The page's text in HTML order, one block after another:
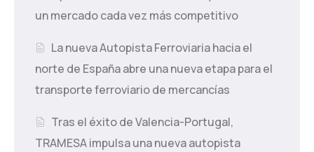
un mercado cada vez más competitivo
La nueva Autopista Ferroviaria hacia el
norte de España abre una nueva etapa para el
transporte ferroviario de mercancías
Tras el éxito de Valencia-Portugal,
TRAMESA impulsa una nueva autopista